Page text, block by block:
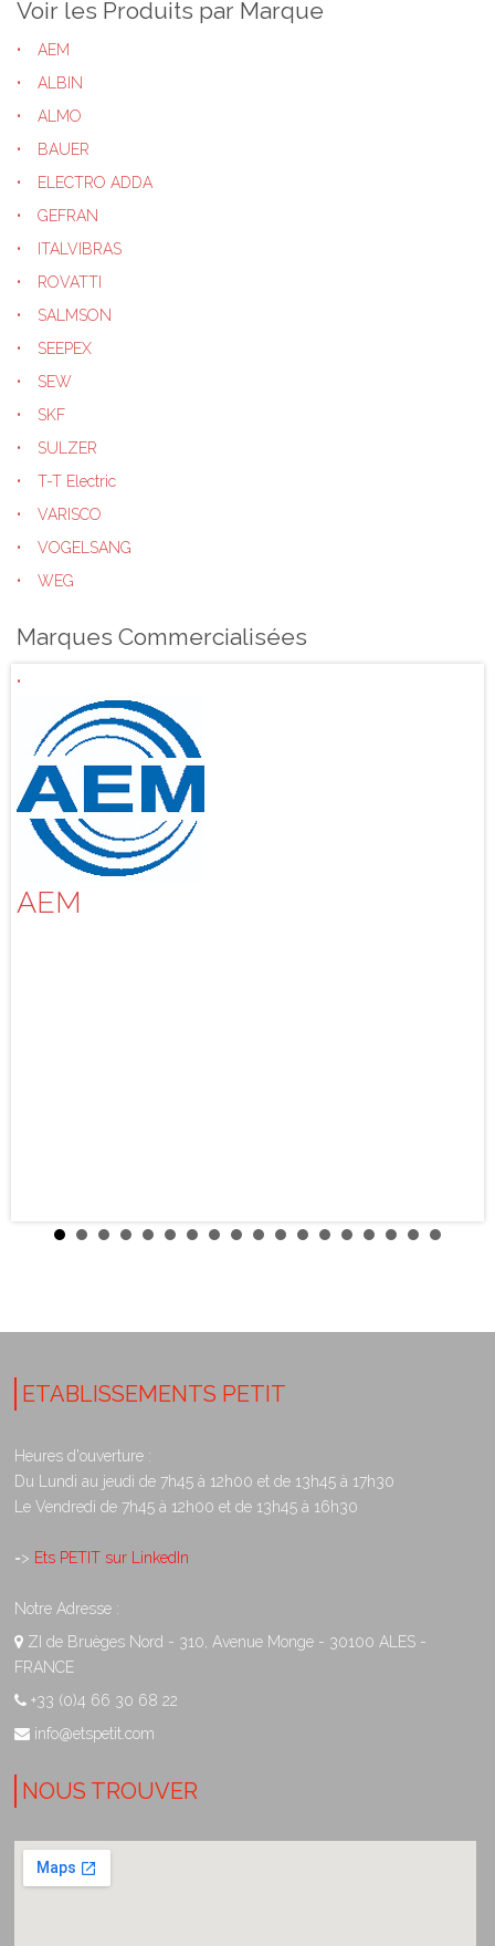
Voir les Produits par Marque
AEM
ALBIN
ALMO
BAUER
ELECTRO ADDA
GEFRAN
ITALVIBRAS
ROVATTI
SALMSON
SEEPEX
SEW
SKF
SULZER
T-T Electric
VARISCO
VOGELSANG
WEG
Marques Commercialisées
AEM
ETABLISSEMENTS PETIT
Heures d'ouverture :
Du Lundi au jeudi de 7h45 à 12h00 et de 13h45 à 17h30
Le Vendredi de 7h45 à 12h00 et de 13h45 à 16h30
=> Ets PETIT sur LinkedIn
Notre Adresse :
ZI de Bruèges Nord - 310, Avenue Monge - 30100 ALES -
FRANCE
+33 (0)4 66 30 68 22
info@etspetit.com
NOUS TROUVER